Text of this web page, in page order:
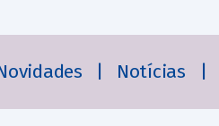
| Notícias |